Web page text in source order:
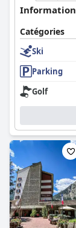
Information
Catégories
Ski
Parking
Golf